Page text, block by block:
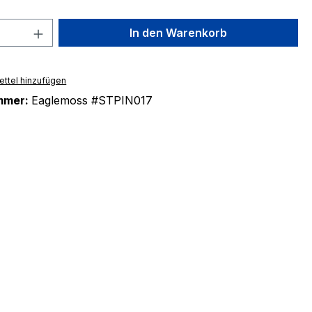
Anzahl: Gib den gewünschten Wert
In den Warenkorb
hinzufügen
Eaglemoss #STPIN017